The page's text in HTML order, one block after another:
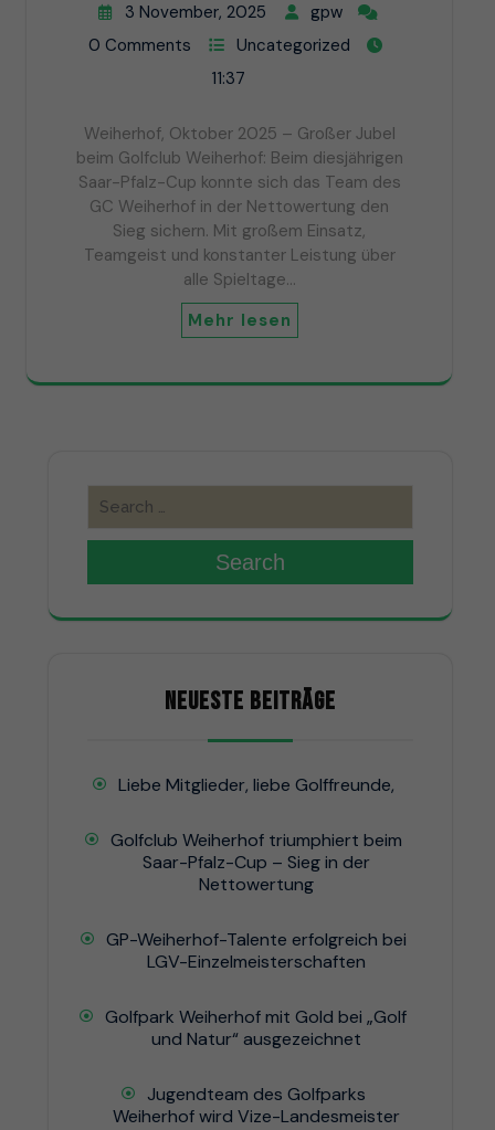
3 November, 2025
gpw
0 Comments
Uncategorized
11:37
Weiherhof, Oktober 2025 – Großer Jubel
beim Golfclub Weiherhof: Beim diesjährigen
Saar-Pfalz-Cup konnte sich das Team des
GC Weiherhof in der Nettowertung den
Sieg sichern. Mit großem Einsatz,
Teamgeist und konstanter Leistung über
alle Spieltage…
Mehr lesen
Search
NEUESTE BEITRÄGE
Liebe Mitglieder, liebe Golffreunde,
Golfclub Weiherhof triumphiert beim
Saar-Pfalz-Cup – Sieg in der
Nettowertung
GP-Weiherhof-Talente erfolgreich bei
LGV-Einzelmeisterschaften
Golfpark Weiherhof mit Gold bei „Golf
und Natur“ ausgezeichnet
Jugendteam des Golfparks
Weiherhof wird Vize-Landesmeister